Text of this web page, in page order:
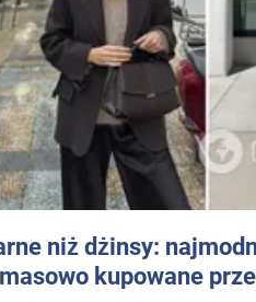
niż dżinsy:
kupowane